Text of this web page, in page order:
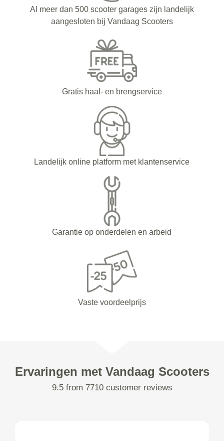
Al meer dan 500 scooter garages zijn landelijk
aangesloten bij Vandaag Scooters
Gratis haal- en brengservice
Landelijk online platform met klantenservice
Garantie op onderdelen en arbeid
Vaste voordeelprijs
Ervaringen met Vandaag Scooters
9.5 from 7710 customer reviews